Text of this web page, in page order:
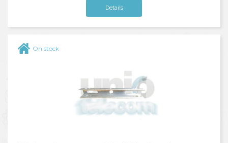
Details
On stock